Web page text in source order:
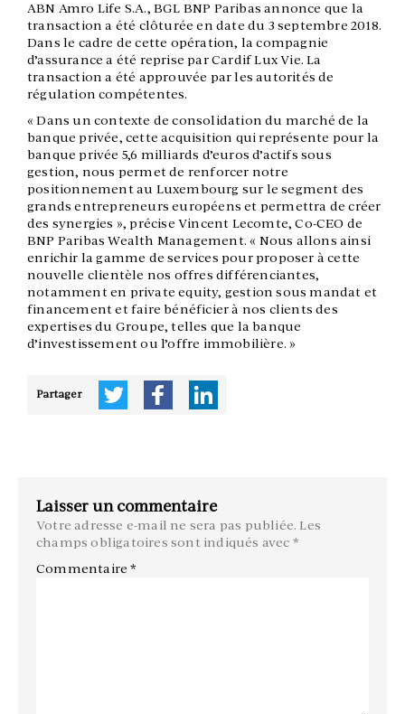
ABN Amro Life S.A., BGL BNP Paribas annonce que la
transaction a été clôturée en date du 3 septembre 2018.
Dans le cadre de cette opération, la compagnie
d’assurance a été reprise par Cardif Lux Vie. La
transaction a été approuvée par les autorités de
régulation compétentes.
« Dans un contexte de consolidation du marché de la
banque privée, cette acquisition qui représente pour la
banque privée 5,6 milliards d’euros d’actifs sous
gestion, nous permet de renforcer notre
positionnement au Luxembourg sur le segment des
grands entrepreneurs européens et permettra de créer
des synergies », précise Vincent Lecomte, Co-CEO de
BNP Paribas Wealth Management. « Nous allons ainsi
enrichir la gamme de services pour proposer à cette
nouvelle clientèle nos offres différenciantes,
notamment en private equity, gestion sous mandat et
financement et faire bénéficier à nos clients des
expertises du Groupe, telles que la banque
d’investissement ou l’offre immobilière. »
Partager
Laisser un commentaire
Votre adresse e-mail ne sera pas publiée. Les
champs obligatoires sont indiqués avec *
Commentaire*